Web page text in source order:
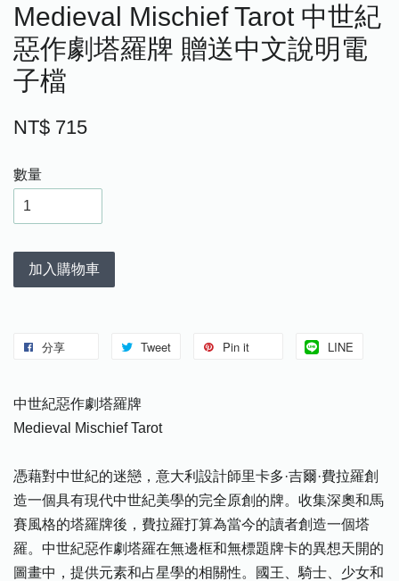
Medieval Mischief Tarot 中世紀
惡作劇塔羅牌 贈送中文說明電
子檔
NT$ 715
數量
加入購物車
分享 Tweet Pin it LINE
中世紀惡作劇塔羅牌
Medieval Mischief Tarot
憑藉對中世紀的迷戀，意大利設計師里卡多·吉爾·費拉羅創
造一個具有現代中世紀美學的完全原創的牌。收集深奧和馬
賽風格的塔羅牌後，費拉羅打算為當今的讀者創造一個塔
羅。中世紀惡作劇塔羅在無邊框和無標題牌卡的異想天開的
圖畫中，提供元素和占星學的相關性。國王、騎士、少女和